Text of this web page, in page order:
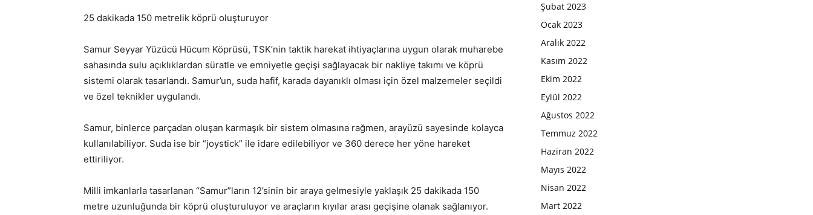
25 dakikada 150 metrelik köprü oluşturuyor
Samur Seyyar Yüzücü Hücum Köprüsü, TSK’nin taktik harekat ihtiyaçlarına uygun olarak muharebe
sahasında sulu açıklıklardan süratle ve emniyetle geçişi sağlayacak bir nakliye takımı ve köprü
sistemi olarak tasarlandı. Samur’un, suda hafif, karada dayanıklı olması için özel malzemeler seçildi
ve özel teknikler uygulandı.
Samur, binlerce parçadan oluşan karmaşık bir sistem olmasına rağmen, arayüzü sayesinde kolayca
kullanılabiliyor. Suda ise bir “joystick” ile idare edilebiliyor ve 360 derece her yöne hareket
ettiriliyor.
Milli imkanlarla tasarlanan “Samur”ların 12’sinin bir araya gelmesiyle yaklaşık 25 dakikada 150
metre uzunluğunda bir köprü oluşturuluyor ve araçların kıyılar arası geçişine olanak sağlanıyor.
Şubat 2023
Ocak 2023
Aralık 2022
Kasım 2022
Ekim 2022
Eylül 2022
Ağustos 2022
Temmuz 2022
Haziran 2022
Mayıs 2022
Nisan 2022
Mart 2022